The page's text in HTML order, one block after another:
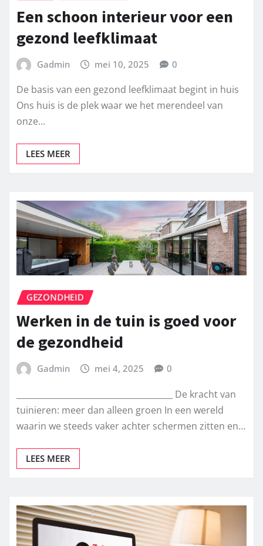
Een schoon interieur voor een
gezond leefklimaat
Gadmin mei 10, 2025 0
De basis van een gezond leefklimaat begint in huis
Ons huis is de plek waar we het merendeel van
onze…
LEES MEER
GEZONDHEID
Werken in de tuin is goed voor
de gezondheid
Gadmin mei 4, 2025 0
______________________________________ De kracht van
tuinieren: meer dan alleen groen In een wereld
waarin we steeds vaker achter schermen zitten en…
LEES MEER